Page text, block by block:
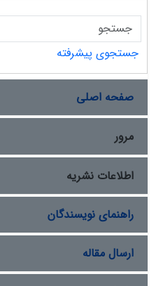
جستجوی پیشرفته
صفحه اصلی
مرور
اطلاعات نشریه
راهنمای نویسندگان
ارسال مقاله